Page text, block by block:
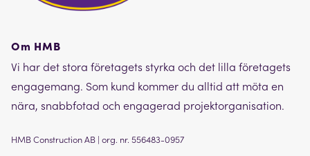
Om HMB
Vi har det stora företagets styrka och det lilla företagets
engagemang. Som kund kommer du alltid att möta en
nära, snabbfotad och engagerad projektorganisation.
HMB Construction AB | org. nr. 556483-0957